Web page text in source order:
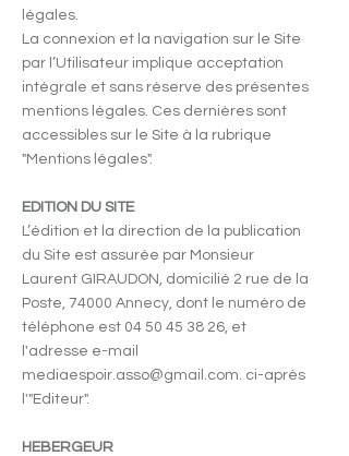
légales.
La connexion et la navigation sur le Site
par l’Utilisateur implique acceptation
intégrale et sans réserve des présentes
mentions légales. Ces dernières sont
accessibles sur le Site à la rubrique
"Mentions légales".
EDITION DU SITE
L’édition et la direction de la publication
du Site est assurée par Monsieur
Laurent GIRAUDON, domicilié 2 rue de la
Poste, 74000 Annecy, dont le numéro de
téléphone est 04 50 45 38 26, et
l'adresse e-mail
mediaespoir.asso@gmail.com. ci-après
l'"Editeur".
HEBERGEUR